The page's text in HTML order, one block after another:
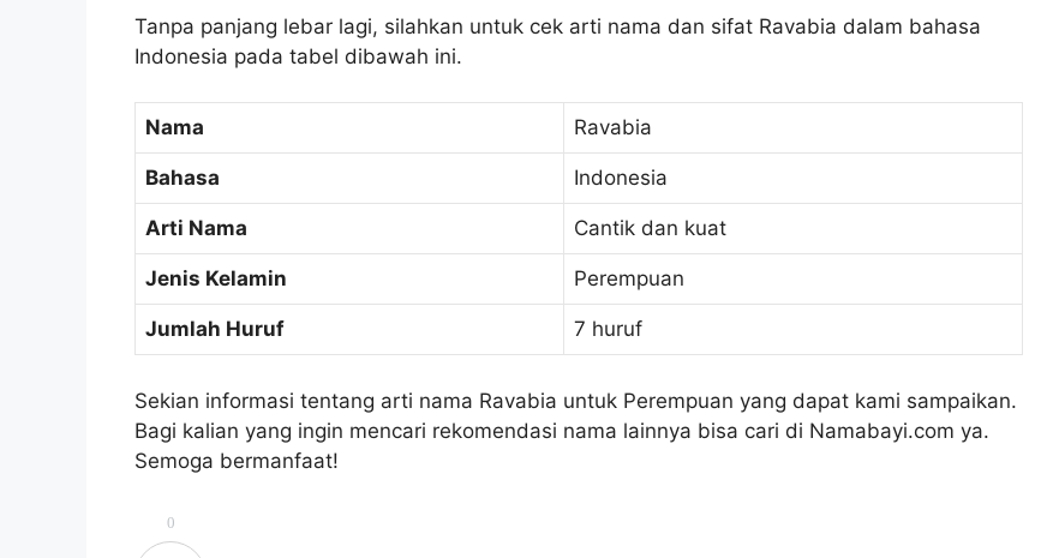
Tanpa panjang lebar lagi, silahkan untuk cek arti nama dan sifat Ravabia dalam bahasa
Indonesia pada tabel dibawah ini.
Nama Ravabia
Bahasa Indonesia
Arti Nama Cantik dan kuat
Jenis Kelamin Perempuan
Jumlah Huruf 7 huruf
Sekian informasi tentang arti nama Ravabia untuk Perempuan yang dapat kami sampaikan.
Bagi kalian yang ingin mencari rekomendasi nama lainnya bisa cari di Namabayi.com ya.
Semoga bermanfaat!
0